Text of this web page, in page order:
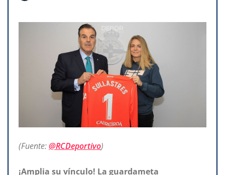
(Fuente:@RCDeportivo)
¡Amplia su vínculo! La guardameta